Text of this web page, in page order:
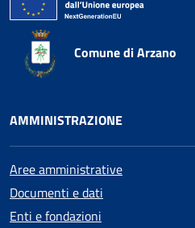
Comune di Arzano
AMMINISTRAZIONE
Aree amministrative
Documenti e dati
Enti e fondazioni